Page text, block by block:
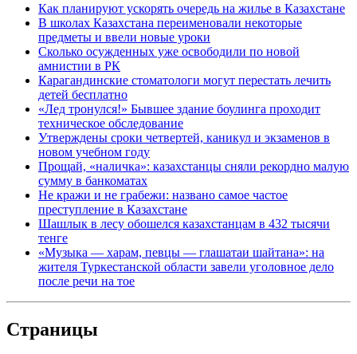
Как планируют ускорять очередь на жилье в Казахстане
В школах Казахстана переименовали некоторые
предметы и ввели новые уроки
Сколько осужденных уже освободили по новой
амнистии в РК
Карагандинские стоматологи могут перестать лечить
детей бесплатно
«Лед тронулся!» Бывшее здание боулинга проходит
техническое обследование
Утверждены сроки четвертей, каникул и экзаменов в
новом учебном году
Прощай, «наличка»: казахстанцы сняли рекордно малую
сумму в банкоматах
Не кражи и не грабежи: названо самое частое
преступление в Казахстане
Шашлык в лесу обошелся казахстанцам в 432 тысячи
тенге
«Музыка — харам, певцы — глашатаи шайтана»: на
жителя Туркестанской области завели уголовное дело
после речи на тое
Страницы